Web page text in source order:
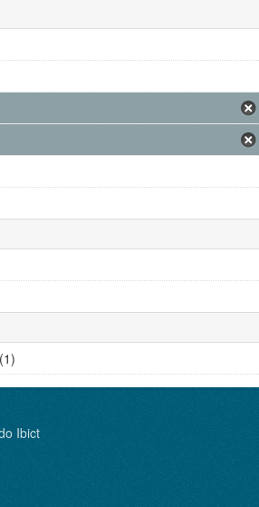
Ibict